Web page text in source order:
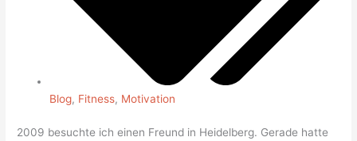
Blog, Fitness, Motivation
2009 besuchte ich einen Freund in Heidelberg. Gerade hatte